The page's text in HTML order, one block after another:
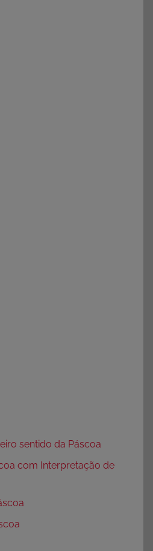
sentido da Páscoa
com Interpretação de